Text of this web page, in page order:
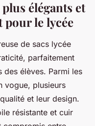
élégants et
le lycée
de sacs lycée
parfaitement
des élèves. Parmi les
vogue, plusieurs
et leur design.
résistante et cuir